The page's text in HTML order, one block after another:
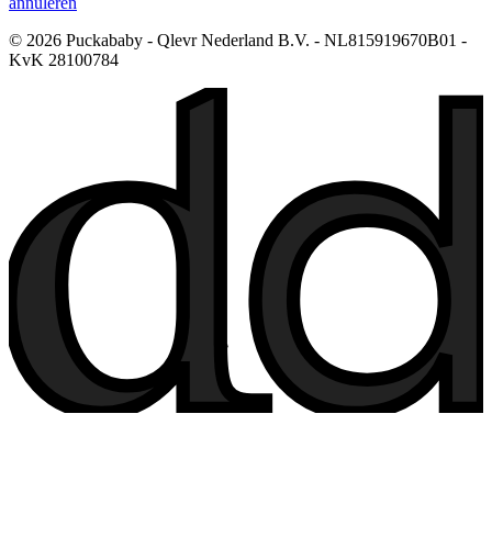
© 2026 Puckababy - Qlevr Nederland B.V. - NL815919670B01 -
KvK 28100784